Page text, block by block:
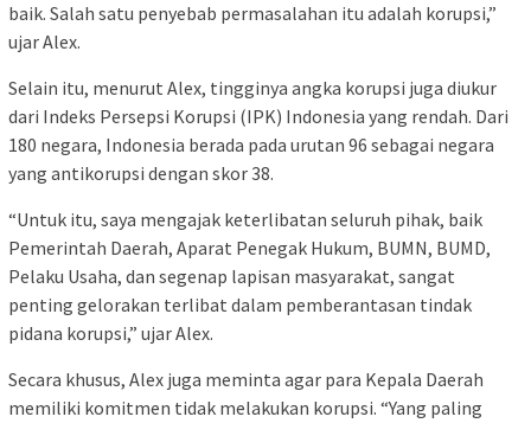
baik. Salah satu penyebab permasalahan itu adalah korupsi,”
ujar Alex.
Selain itu, menurut Alex, tingginya angka korupsi juga diukur
dari Indeks Persepsi Korupsi (IPK) Indonesia yang rendah. Dari
180 negara, Indonesia berada pada urutan 96 sebagai negara
yang antikorupsi dengan skor 38.
“Untuk itu, saya mengajak keterlibatan seluruh pihak, baik
Pemerintah Daerah, Aparat Penegak Hukum, BUMN, BUMD,
Pelaku Usaha, dan segenap lapisan masyarakat, sangat
penting gelorakan terlibat dalam pemberantasan tindak
pidana korupsi,” ujar Alex.
Secara khusus, Alex juga meminta agar para Kepala Daerah
memiliki komitmen tidak melakukan korupsi. “Yang paling